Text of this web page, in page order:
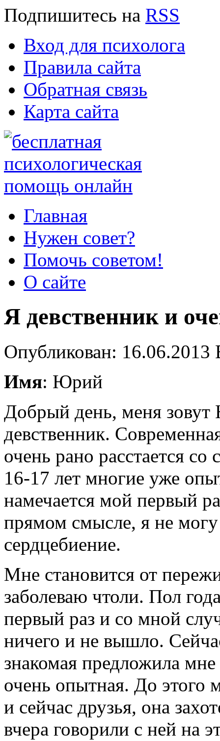
Подпишитесь на RSS
Вход для психолога
Правила сайта
Обратная связь
Карта сайта
Главная
Нужен совет?
Помочь советом!
О сайте
Я девственник и
Опубликован:
Имя: Юрий
Добрый день, меня
девственник.
очень рано расстается
16-17 лет многие уже
намечается мой первый
прямом смысле, я не
сердцебиение.
Мне становится от
заболеваю чтоли. Пол
первый раз и со мной
ничего и не вышло.
знакомая предложила
очень опытная. До этого
и сейчас друзья, она
вчера говорили с ней на